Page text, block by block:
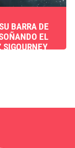
BARRA DE
EL